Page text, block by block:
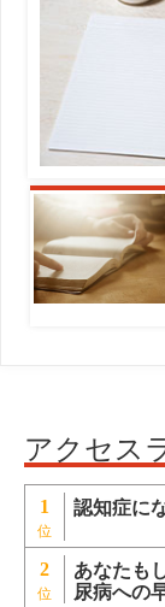
アクセス
1 認知症に
2 あなたも
尿病への